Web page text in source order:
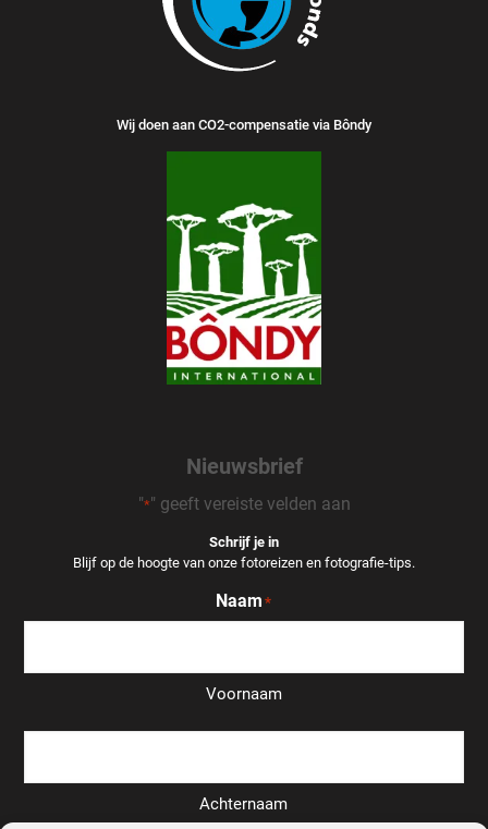
Wij doen aan CO2-compensatie via Bôndy
Nieuwsbrief
"*" geeft vereiste velden aan
Schrijf je in
Blijf op de hoogte van onze fotoreizen en fotografie-tips.
Naam *
Voornaam
Achternaam